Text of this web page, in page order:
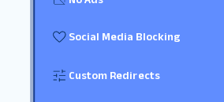
Social Media Blocking
Custom Redirects